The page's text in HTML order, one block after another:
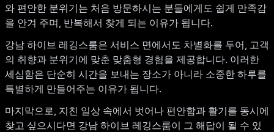
와 편안한 분위기는 처음 방문하시는 분들에게도 쉽게 만족감
을 안겨 주며, 반복해서 찾게 되는 이유가 됩니다.
강남 하이브 레깅스룸은 서비스 면에서도 차별화를 두어, 고객
의 취향과 분위기에 맞춘 맞춤형 경험을 제공합니다. 이러한
세심함은 단순히 시간을 보내는 장소가 아니라 소중한 하루를
특별하게 만들어주는 이유가 됩니다.
마지막으로, 지친 일상 속에서 벗어나 편안함과 활기를 동시에
찾고 싶으시다면 강남 하이브 레깅스룸이 그 해답이 될 수 있